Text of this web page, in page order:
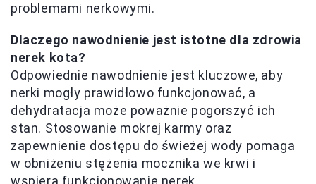
problemami nerkowymi.
Dlaczego nawodnienie jest istotne dla zdrowia
nerek kota?
Odpowiednie nawodnienie jest kluczowe, aby
nerki mogły prawidłowo funkcjonować, a
dehydratacja może poważnie pogorszyć ich
stan. Stosowanie mokrej karmy oraz
zapewnienie dostępu do świeżej wody pomaga
w obniżeniu stężenia mocznika we krwi i